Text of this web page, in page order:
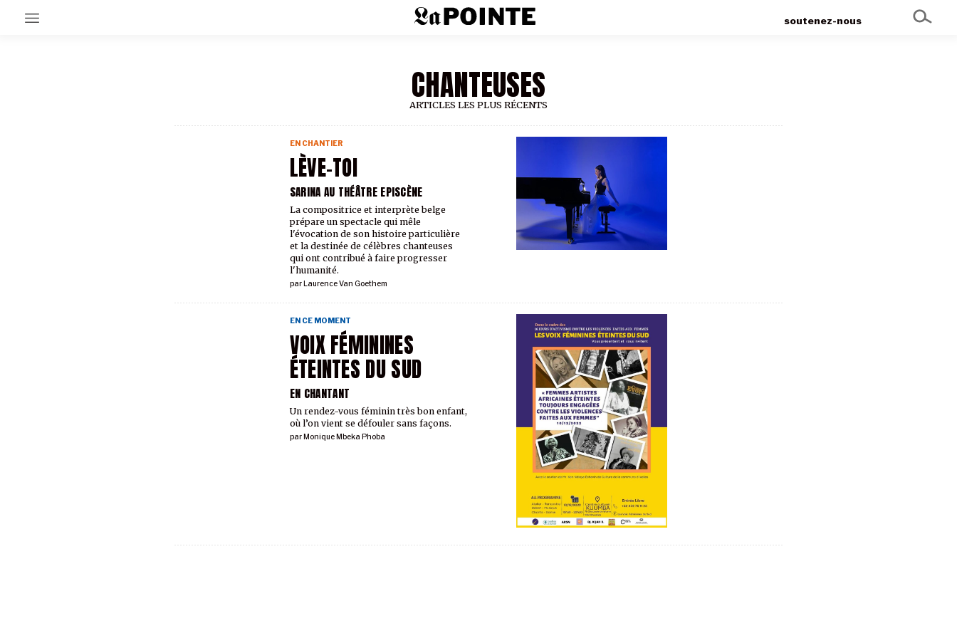
soutenez-nous
CHANTEUSES
ARTICLES LES PLUS RÉCENTS
LÈVE-TOI
SARINA AU THÉÂTRE EPISCÈNE
EN CHANTIER
par Laurence Van Goethem
La compositrice et interprète belge
prépare un spectacle qui mêle
l'évocation de son histoire particulière
et la destinée de célèbres chanteuses
qui ont contribué à faire progresser
l'humanité.
VOIX FÉMININES
ÉTEINTES DU SUD
EN CHANTANT
EN CE MOMENT
par Monique Mbeka Phoba
Un rendez-vous féminin très bon enfant,
où l’on vient se défouler sans façons.